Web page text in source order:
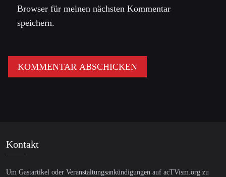
Browser für meinen nächsten Kommentar
speichern.
Kontakt
Um Gastartikel oder Veranstaltungsankündigungen auf acTVism.org zu